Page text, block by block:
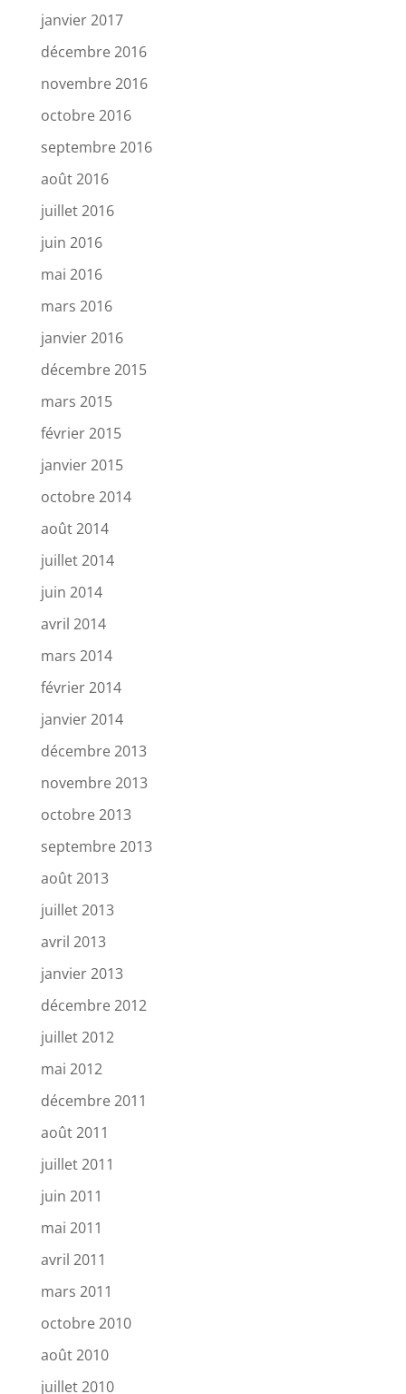
janvier 2017
décembre 2016
novembre 2016
octobre 2016
septembre 2016
août 2016
juillet 2016
juin 2016
mai 2016
mars 2016
janvier 2016
décembre 2015
mars 2015
février 2015
janvier 2015
octobre 2014
août 2014
juillet 2014
juin 2014
avril 2014
mars 2014
février 2014
janvier 2014
décembre 2013
novembre 2013
octobre 2013
septembre 2013
août 2013
juillet 2013
avril 2013
janvier 2013
décembre 2012
juillet 2012
mai 2012
décembre 2011
août 2011
juillet 2011
juin 2011
mai 2011
avril 2011
mars 2011
octobre 2010
août 2010
juillet 2010